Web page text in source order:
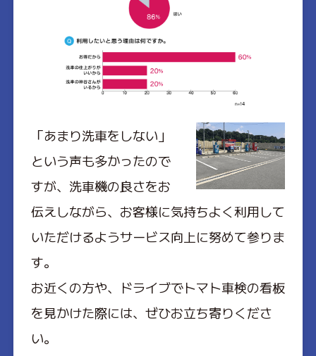
「あまり洗車をしない」
という声も多かったので
すが、洗車機の良さをお
伝えしながら、お客様に気持ちよく利用して
いただけるようサービス向上に努めて参りま
す。
お近くの方や、ドライブでトマト車検の看板
を見かけた際には、ぜひお立ち寄りくださ
い。